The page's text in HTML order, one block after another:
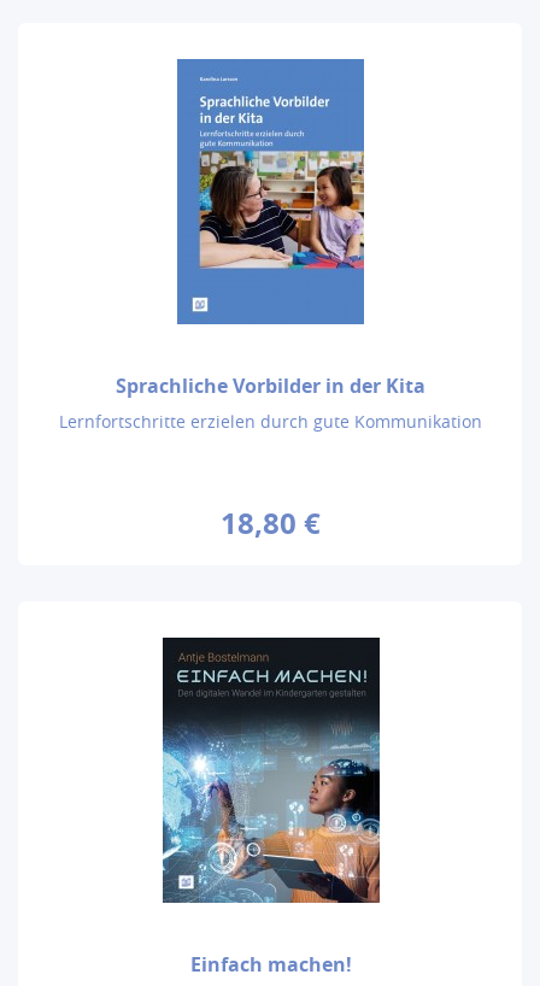
Sprachliche Vorbilder in der Kita
Lernfortschritte erzielen durch gute Kommunikation
18,80 €
Einfach machen!